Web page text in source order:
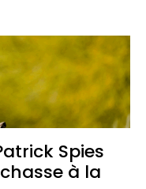
Spies
à la